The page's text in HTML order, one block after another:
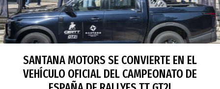
SANTANA MOTORS SE CONVIERTE EN EL
VEHÍCULO OFICIAL DEL CAMPEONATO DE